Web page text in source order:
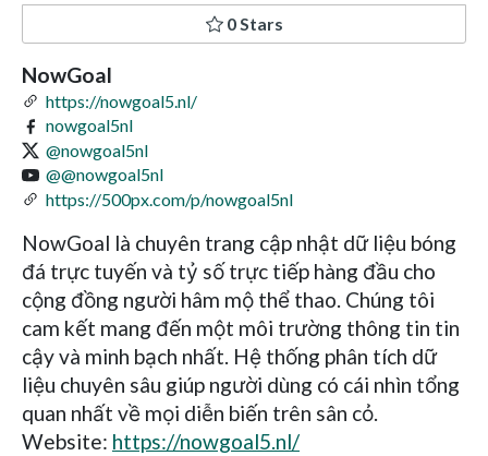
0 Stars
NowGoal
https://nowgoal5.nl/
nowgoal5nl
@nowgoal5nl
@@nowgoal5nl
https://500px.com/p/nowgoal5nl
NowGoal là chuyên trang cập nhật dữ liệu bóng
đá trực tuyến và tỷ số trực tiếp hàng đầu cho
cộng đồng người hâm mộ thể thao. Chúng tôi
cam kết mang đến một môi trường thông tin tin
cậy và minh bạch nhất. Hệ thống phân tích dữ
liệu chuyên sâu giúp người dùng có cái nhìn tổng
quan nhất về mọi diễn biến trên sân cỏ.
Website: https://nowgoal5.nl/